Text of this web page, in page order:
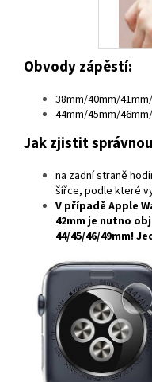
Obvody zápěstí:
38mm/40mm/
44mm/45mm/
Jak zjistit
na zadní straně
šířce, podle které
V případě Apple
42mm je nutno
44/45/46/49mm!